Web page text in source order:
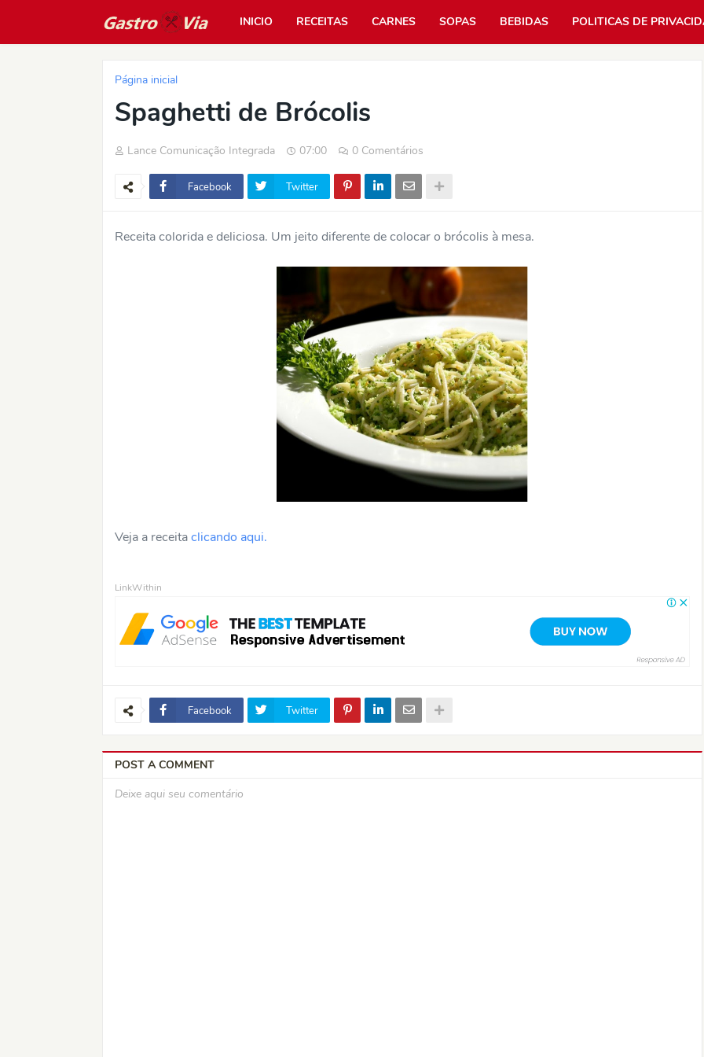
INICIO RECEITAS CARNES SOPAS BEBIDAS POLITICAS DE
Página inicial
Spaghetti de Brócolis
Lance Comunicação Integrada 07:00 0 Comentários
Facebook Twitter
Receita colorida e deliciosa. Um jeito diferente de colocar o brócolis à mesa.
Veja a receitaclicando aqui.
LinkWithin
Facebook Twitter
POST A COMMENT
Deixe aqui seu comentário